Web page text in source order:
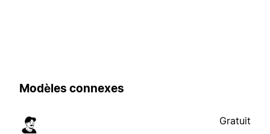
Modèles connexes
Gratuit